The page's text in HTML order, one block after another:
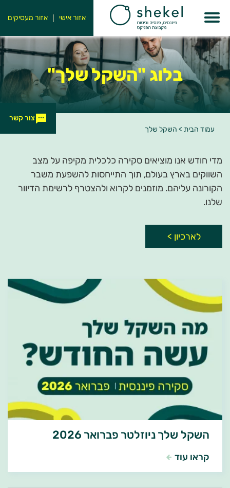
אזור אישי אזור מעסיקים
בלוג"השקל שלך"
עמוד הבית > השקל שלך
מדי חודש אנו מוציאים סקירה כלכלית מקיפה על מצב
השווקים בארץ בעולם, תוך התייחסות להשפעת משבר
הקורונה עליהם. מוזמנים לקרוא ולהצטרף לרשימת הדיוור
שלנו.
לארכיון >
השקל שלך ניוזלטר פברואר 2026
קראו עוד
צור קשר